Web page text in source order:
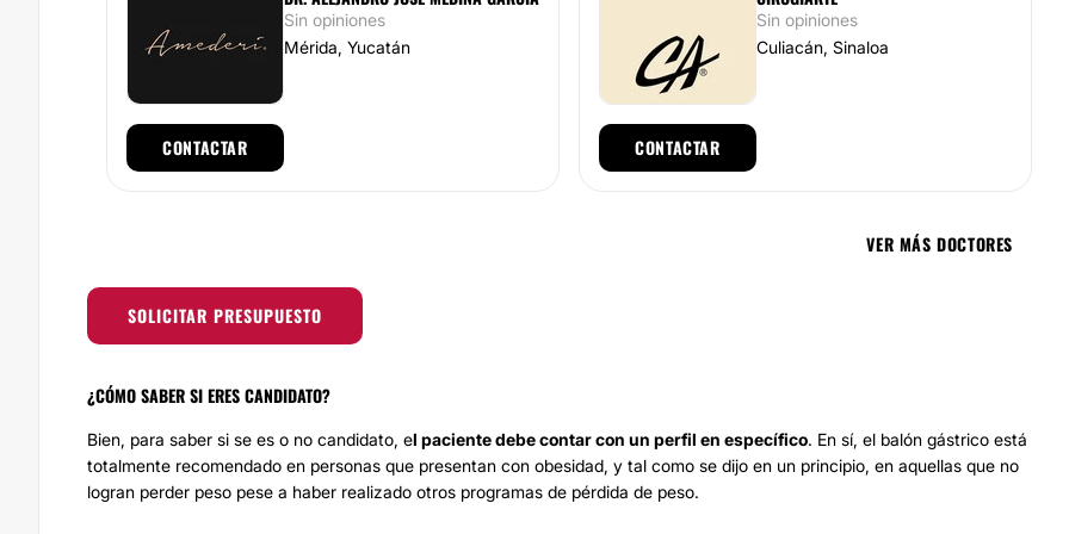
Sin opiniones
Mérida, Yucatán
CONTACTAR
Sin opiniones
Culiacán, Sinaloa
CONTACTAR
VER MÁS DOCTORES
SOLICITAR PRESUPUESTO
¿CÓMO SABER SI ERES CANDIDATO?
Bien, para saber si se es o no candidato, el paciente debe contar con un perfil en específico. En sí, el balón gástrico está
totalmente recomendado en personas que presentan con obesidad, y tal como se dijo en un principio, en aquellas que no
logran perder peso pese a haber realizado otros programas de pérdida de peso.